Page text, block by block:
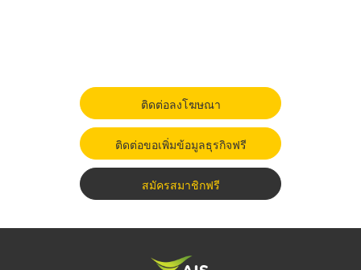
ติดต่อลงโฆษณา
ติดต่อขอเพิ่มข้อมูลธุรกิจฟรี
สมัครสมาชิกฟรี